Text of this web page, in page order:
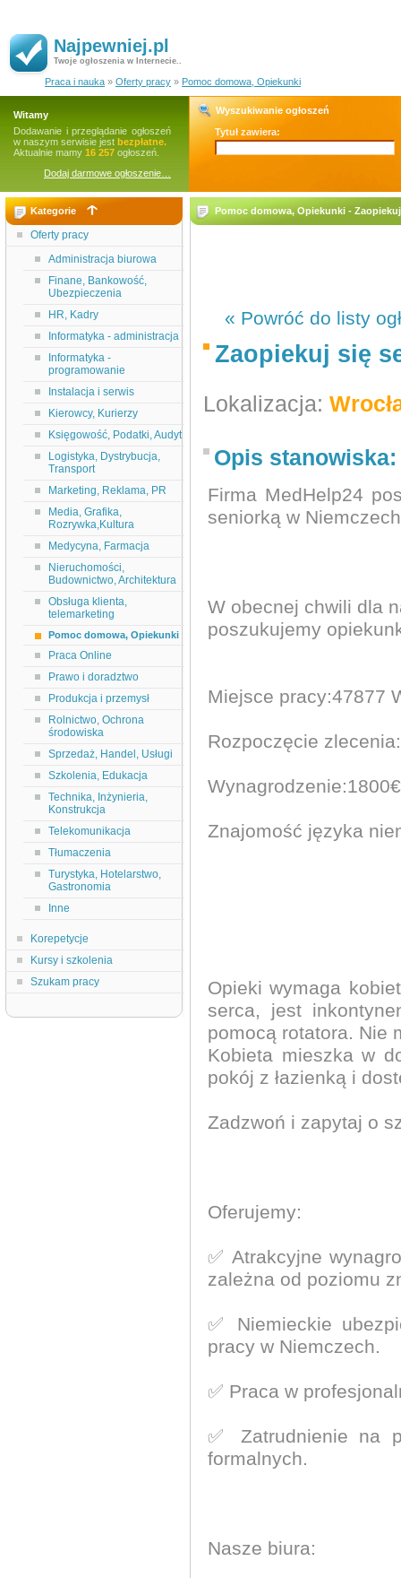
Najpewniej.pl
Twoje ogłoszenia w Internecie..
Praca i nauka » Oferty pracy » Pomoc domowa, Opiekunki
Witamy
Dodawanie i przeglądanie ogłoszeń
w naszym serwisie jest bezpłatne.
Aktualnie mamy 16 257 ogłoszeń.
Dodaj darmowe ogłoszenie…
Wyszukiwanie ogłoszeń
Tytuł zawiera:
Kategorie
Oferty pracy
Administracja biurowa
Finane, Bankowość,
Ubezpieczenia
HR, Kadry
Informatyka - administracja
Informatyka -
programowanie
Instalacja i serwis
Kierowcy, Kurierzy
Księgowość, Podatki, Audyt
Logistyka, Dystrybucja,
Transport
Marketing, Reklama, PR
Media, Grafika,
Rozrywka,Kultura
Medycyna, Farmacja
Nieruchomości,
Budownictwo, Architektura
Obsługa klienta,
telemarketing
Pomoc domowa, Opiekunki
Praca Online
Prawo i doradztwo
Produkcja i przemysł
Rolnictwo, Ochrona
środowiska
Sprzedaż, Handel, Usługi
Szkolenia, Edukacja
Technika, Inżynieria,
Konstrukcja
Telekomunikacja
Tłumaczenia
Turystyka, Hotelarstwo,
Gastronomia
Inne
Korepetycje
Kursy i szkolenia
Szukam pracy
Pomoc domowa, Opiekunki -
« Powróć do listy
Zaopiekuj się
Lokalizacja:
Opis stanowiska:
Firma MedHelp24
seniorką w
W obecnej chwili dla
poszukujemy
Miejsce pracy:47877
Rozpoczęcie
Znajomość języka
Opieki wymaga
serca, jest
pomocą rotatora. Nie
Kobieta mieszka w
pokój z łazienką i
Zadzwoń i zapytaj o
Oferujemy:
✅ Atrakcyjne
zależna od poziomu
✅ Niemieckie
pracy w Niemczech.
✅ Praca w
✅ Zatrudnienie na
formalnych.
Nasze biura: